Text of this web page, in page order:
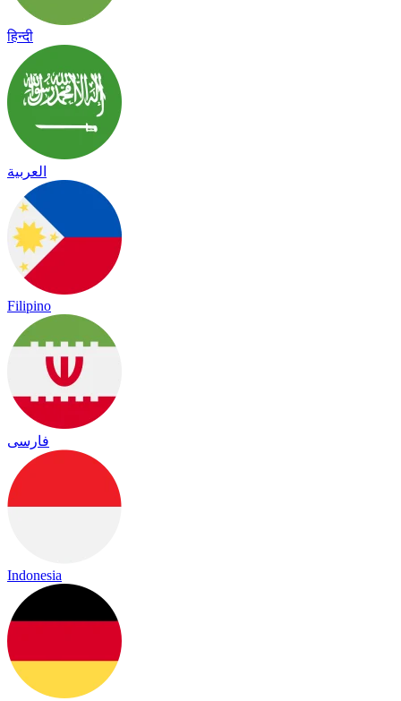
हिन्दी
العربية
Filipino
فارسی
Indonesia